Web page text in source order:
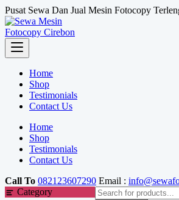
Skip
to
content
Pusat Sewa Dan Jual Mesin Fotocopy
Home
Shop
Testimonials
Contact Us
Home
Shop
Testimonials
Contact Us
Call To 082123607290 Email :
Category